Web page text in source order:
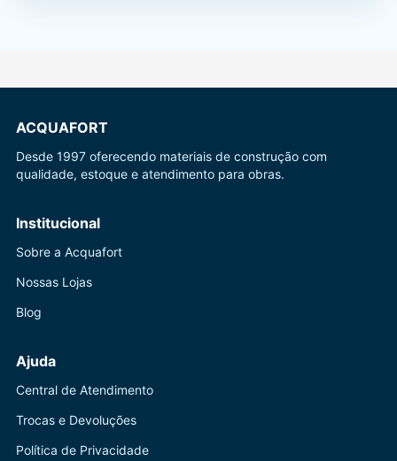
ACQUAFORT
Desde 1997 oferecendo materiais de construção com
qualidade, estoque e atendimento para obras.
Institucional
Sobre a Acquafort
Nossas Lojas
Blog
Ajuda
Central de Atendimento
Trocas e Devoluções
Política de Privacidade